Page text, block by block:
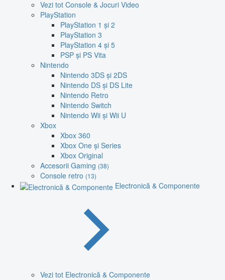
Vezi tot Console & Jocuri Video
PlayStation
PlayStation 1 și 2
PlayStation 3
PlayStation 4 și 5
PSP și PS Vita
Nintendo
Nintendo 3DS și 2DS
Nintendo DS și DS Lite
Nintendo Retro
Nintendo Switch
Nintendo Wii și Wii U
Xbox
Xbox 360
Xbox One și Series
Xbox Original
Accesorii Gaming (38)
Console retro (13)
Electronică & Componente
Vezi tot Electronică & Componente